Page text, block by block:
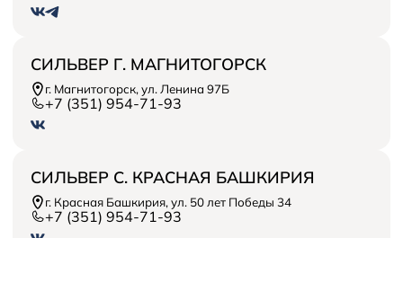
СИЛЬВЕР Г. МАГНИТОГОРСК
г. Магнитогорск, ул. Ленина 97Б
+7 (351) 954-71-93
СИЛЬВЕР С. КРАСНАЯ БАШКИРИЯ
г. Красная Башкирия, ул. 50 лет Победы 34
+7 (351) 954-71-93